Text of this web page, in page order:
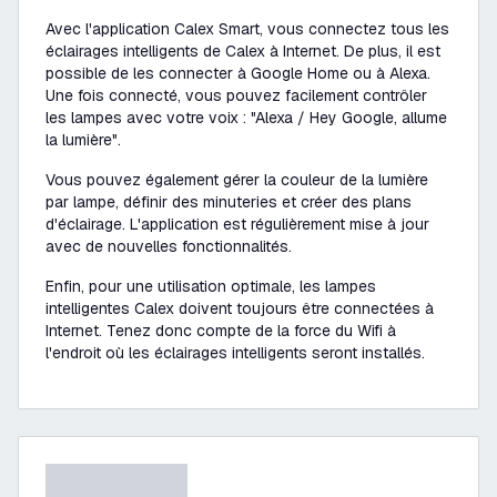
Avec l'application Calex Smart, vous connectez tous les
éclairages intelligents de Calex à Internet. De plus, il est
possible de les connecter à Google Home ou à Alexa.
Une fois connecté, vous pouvez facilement contrôler
les lampes avec votre voix : "Alexa / Hey Google, allume
la lumière".
Vous pouvez également gérer la couleur de la lumière
par lampe, définir des minuteries et créer des plans
d'éclairage. L'application est régulièrement mise à jour
avec de nouvelles fonctionnalités.
Enfin, pour une utilisation optimale, les lampes
intelligentes Calex doivent toujours être connectées à
Internet. Tenez donc compte de la force du Wifi à
l'endroit où les éclairages intelligents seront installés.